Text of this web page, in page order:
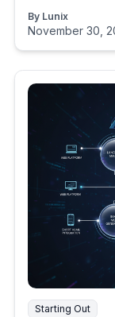
By Lunix
November 30,
Starting Out